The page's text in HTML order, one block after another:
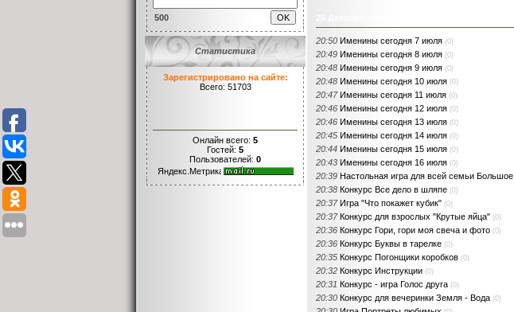
500
Статистика
Зарегистрировано на сайте:
Всего: 51703
Онлайн всего: 5
Гостей: 5
Пользователей: 0
20:50 Именины сегодня 7 июля (0)
20:49 Именины сегодня 8 июля (0)
20:48 Именины сегодня 9 июля (0)
20:48 Именины сегодня 10 июля (0)
20:47 Именины сегодня 11 июля (0)
20:46 Именины сегодня 12 июля (0)
20:46 Именины сегодня 13 июля (0)
20:45 Именины сегодня 14 июля (0)
20:44 Именины сегодня 15 июля (0)
20:43 Именины сегодня 16 июля (0)
20:39 Настольная игра для всей семьи
20:38 Конкурс Все дело в шляпе (0)
20:37 Игра "Что покажет кубик" (0)
20:37 Конкурс для взрослых "Крутые яйца" (0)
20:36 Конкурс Гори, гори моя свеча и фото (0)
20:36 Конкурс Буквы в тарелке (0)
20:35 Конкурс Погонщики коробков (0)
20:32 Конкурс Инструкции (0)
20:31 Конкурс - игра Голос друга (0)
20:30 Конкурс для вечеринки Земля - Вода (0)